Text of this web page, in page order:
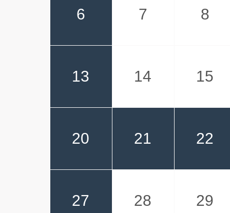
6 7 8
13 14 15
20 21 22
27 28 29